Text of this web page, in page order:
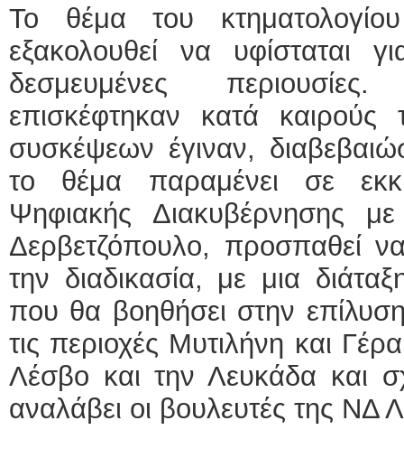
Το θέμα του
εξακολουθεί να υφίσταται
δεσμευμένες
επισκέφτηκαν κατά
συσκέψεων έγιναν,
το θέμα παραμένει σε
Ψηφιακής Διακυβέρνησης
Δερβετζόπουλο, προσπαθεί
την διαδικασία, με μια
που θα βοηθήσει στην
τις περιοχές Μυτιλήνη και
Λέσβο και την Λευκάδα και
αναλάβει οι βουλευτές της